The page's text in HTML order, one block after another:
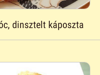
dinsztelt káposzta